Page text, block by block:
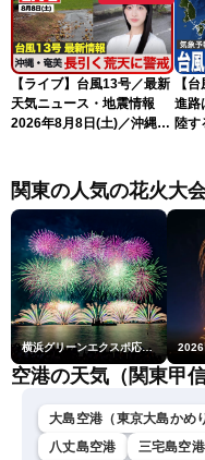
【ライブ】台風13号／最新
天気ニュース・地震情報
2026年8月8日(土)／沖縄・
〈ウェザーニュースLiVEモ
ーニング・松本真央／山口
剛央〉
【
進路
陸す
関東の人気の花火大
横浜グリーンエクスポ応援 みなとみらいフェスティバル「スカイシンフォニーinヨコハマ presented byコロワイド」
空港の天気（関東甲信
大島空港（東京大島かめ
八丈島空港
三宅島空港